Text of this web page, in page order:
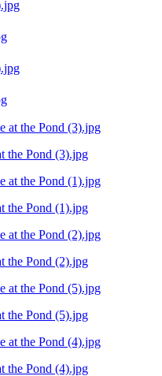
the Pond (3).jpg
the Pond (1).jpg
the Pond (2).jpg
the Pond (5).jpg
the Pond (4).jpg